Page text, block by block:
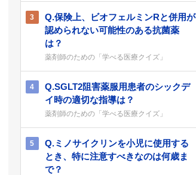
3
Q.保険上、ビオフェルミンRと併用が
認められない可能性のある抗菌薬
は？
薬剤師のための「学べる医療クイズ」
4
Q.SGLT2阻害薬服用患者のシックデ
イ時の適切な指導は？
薬剤師のための「学べる医療クイズ」
5
Q.ミノサイクリンを小児に使用する
とき、特に注意すべきなのは何歳ま
で？